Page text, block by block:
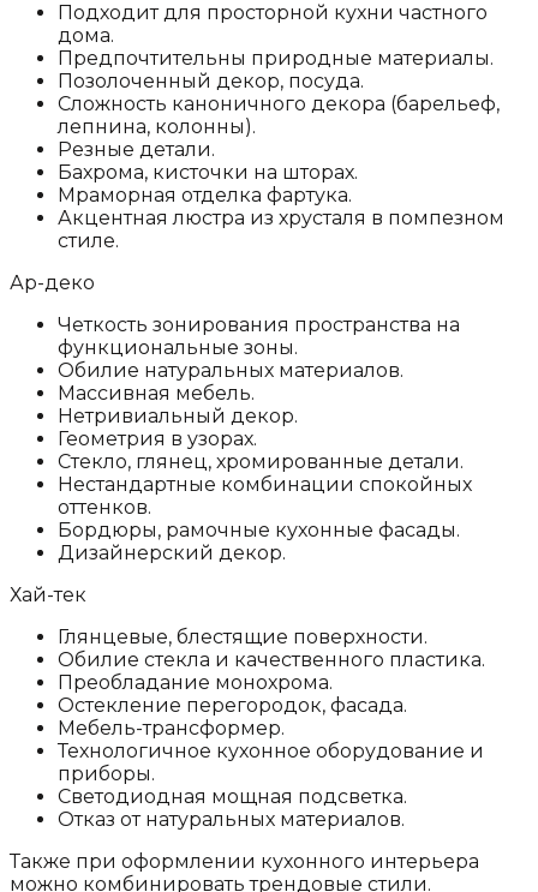
Подходит для просторной кухни частного
дома.
Предпочтительны природные материалы.
Позолоченный декор, посуда.
Сложность каноничного декора (барельеф,
лепнина, колонны).
Резные детали.
Бахрома, кисточки на шторах.
Мраморная отделка фартука.
Акцентная люстра из хрусталя в помпезном
стиле.
Ар-деко
Четкость зонирования пространства на
функциональные зоны.
Обилие натуральных материалов.
Массивная мебель.
Нетривиальный декор.
Геометрия в узорах.
Стекло, глянец, хромированные детали.
Нестандартные комбинации спокойных
оттенков.
Бордюры, рамочные кухонные фасады.
Дизайнерский декор.
Хай-тек
Глянцевые, блестящие поверхности.
Обилие стекла и качественного пластика.
Преобладание монохрома.
Остекление перегородок, фасада.
Мебель-трансформер.
Технологичное кухонное оборудование и
приборы.
Светодиодная мощная подсветка.
Отказ от натуральных материалов.
Также при оформлении кухонного интерьера
можно комбинировать трендовые стили.